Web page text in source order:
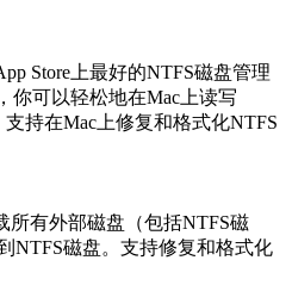
Store上最好的NTFS磁盘管理
你可以轻松地在Mac上读写
持在Mac上修复和格式化NTFS
所有外部磁盘（包括NTFS磁
NTFS磁盘。支持修复和格式化